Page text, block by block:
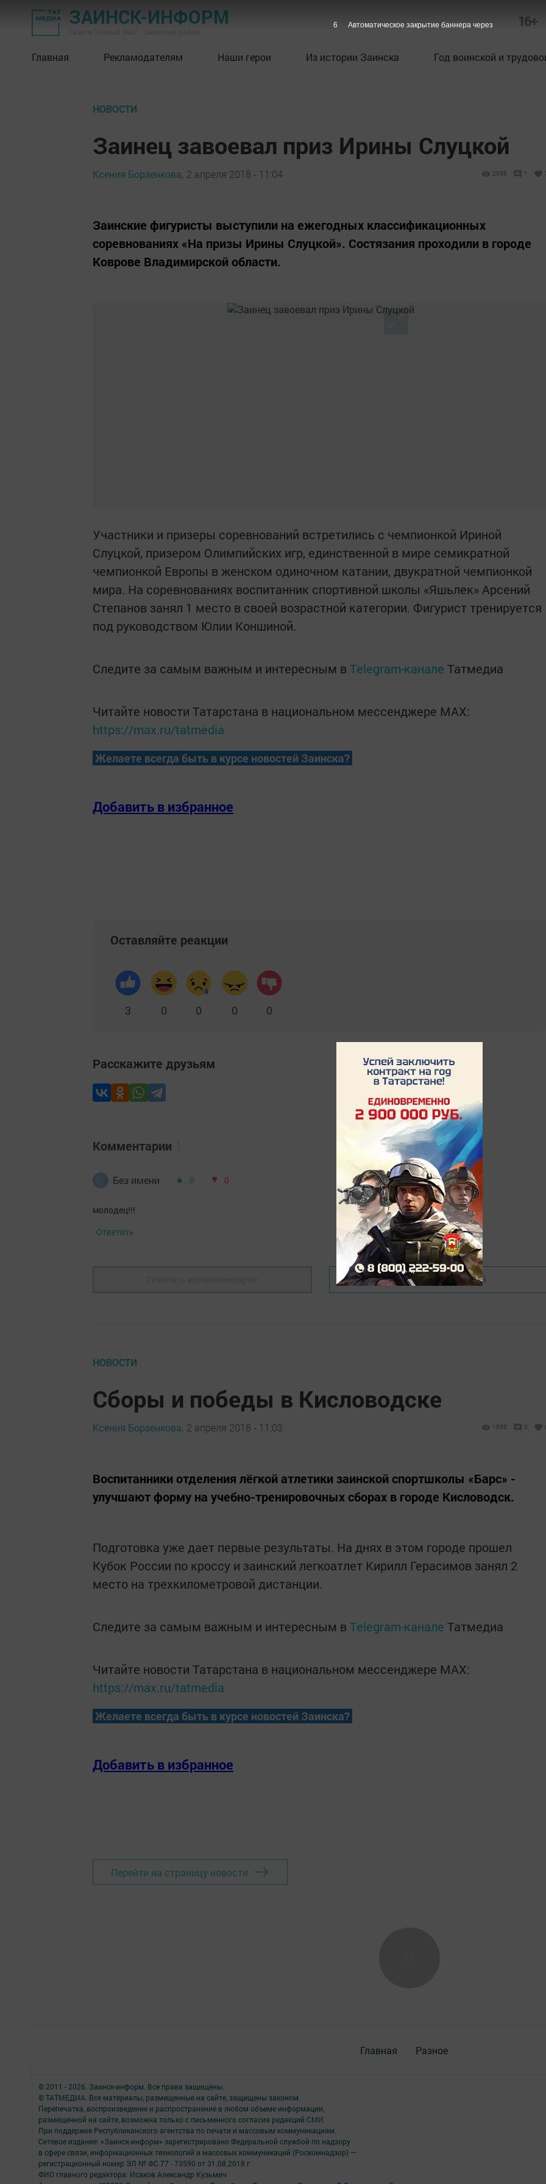
ЗАИНСК-ИНФОРМ 16+
Главная Рекламодателям Наши герои Из истории Заинска Год воинской и
НОВОСТИ
Заинец завоевал приз Ирины Слуцкой
Ксения Борзенкова, 2 апреля 2018 - 11:04 2056 1
Заинские фигуристы выступили на ежегодных классификационных
соревнованиях «На призы Ирины Слуцкой». Состязания проходили в городе
Коврове Владимирской области.
Участники и призеры соревнований встретились с чемпионкой Ириной
Слуцкой, призером Олимпийских игр, единственной в мире семикратной
чемпионкой Европы в женском одиночном катании, двукратной чемпионкой
мира. На соревнованиях воспитанник спортивной школы «Яшьлек» Арсений
Степанов занял 1 место в своей возрастной категории. Фигурист тренируется
под руководством Юлии Коншиной.
Следите за самым важным и интересным в Telegram-канале Татмедиа
Читайте новости Татарстана в национальном мессенджере MАХ:
https://max.ru/tatmedia
Желаете всегда быть в курсе новостей Заинска?
Добавить в избранное
Оставляйте реакции
3 0 0 0 0
Расскажите друзьям
Комментарии
Без имени 0 0
молодец!!!
Ответить
Написать комментарий
НОВОСТИ
Сборы и победы в Кисловодске
Ксения Борзенкова, 2 апреля 2018 - 11:03 1553 0
Воспитанники отделения лёгкой атлетики заинской спортшколы «Барс» -
улучшают форму на учебно-тренировочных сборах в городе Кисловодск.
Подготовка уже дает первые результаты. На днях в этом городе прошел
Кубок России по кроссу и заинский легкоатлет Кирилл Герасимов занял 2
место на трехкилометровой дистанции.
Следите за самым важным и интересным в Telegram-канале Татмедиа
Читайте новости Татарстана в национальном мессенджере MАХ:
https://max.ru/tatmedia
Желаете всегда быть в курсе новостей Заинска?
Добавить в избранное
Перейти на страницу новости
Главная Разное
© 2011 - 2026. Заинск-информ. Все права защищены.
© ТАТМЕДИА. Все материалы, размещенные на сайте, защищены законом.
Перепечатка, воспроизведение и распространение в любом объеме информации,
размещенной на сайте, возможна только с письменного согласия редакций СМИ.
При поддержке Республиканского агентства по печати и массовым коммуникациям.
Сетевое издание: «Заинск-информ» зарегистрировано Федеральной службой по надзору
в сфере связи, информационных технологий и массовых коммуникаций (Роскомнадзор) —
регистрационный номер ЭЛ № ФС 77 - 73590 от 31.08.2018 г
ФИО главного редактора: Исаков Александр Кузьмич
5 Автоматическое закрытие баннера через